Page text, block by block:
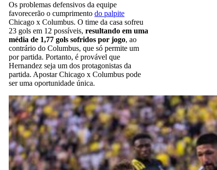
Os problemas defensivos da equipe
favorecerão o cumprimento do palpite
Chicago x Columbus. O time da casa sofreu
23 gols em 12 possíveis, resultando em uma
média de 1,77 gols sofridos por jogo, ao
contrário do Columbus, que só permite um
por partida. Portanto, é provável que
Hernandez seja um dos protagonistas da
partida. Apostar Chicago x Columbus pode
ser uma oportunidade única.